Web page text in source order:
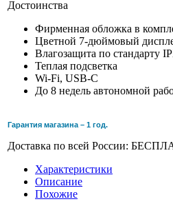
Достоинства
Фирменная обложка в
Цветной 7-дюймовый
Влагозащита по стандарту
Теплая подсветка
Wi-Fi, USB-C
До 8 недель автономной
Гарантия магазина – 1 год.
Доставка по всей России:
Характеристики
Описание
Похожие